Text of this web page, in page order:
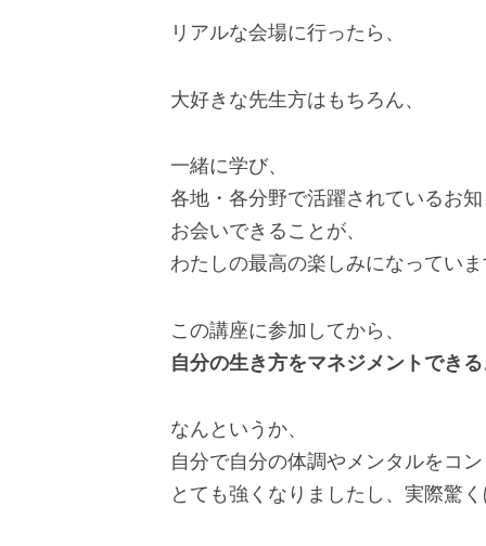
リアルな会場に行ったら、
大好きな先生方はもちろん、
一緒に学び、
各地・各分野で活躍されているお
お会いできることが、
わたしの最高の楽しみになってい
この講座に参加してから、
自分の生き方をマネジメントでき
なんというか、
自分で自分の体調やメンタルをコ
とても強くなりましたし、実際驚